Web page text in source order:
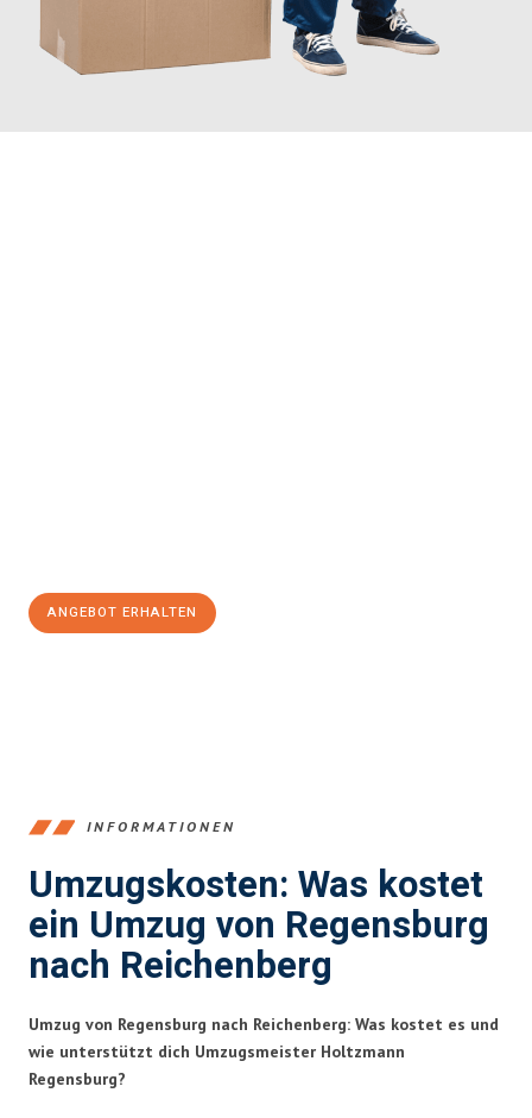
ANGEBOT ERHALTEN
INFORMATIONEN
Umzugskosten: Was kostet
ein Umzug von Regensburg
nach Reichenberg
Umzug von Regensburg nach Reichenberg: Was kostet es und
wie unterstützt dich Umzugsmeister Holtzmann
Regensburg?